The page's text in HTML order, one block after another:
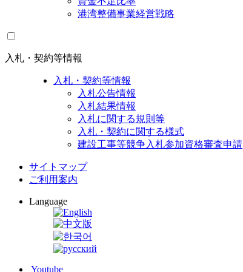
港湾整備事業経営戦略
入札・契約等情報
入札・契約等情報
入札公告情報
入札結果情報
入札に関する規則等
入札・契約に関する様式
建設工事等競争入札参加資格審査申請
サイトマップ
ご利用案内
Language
Youtube